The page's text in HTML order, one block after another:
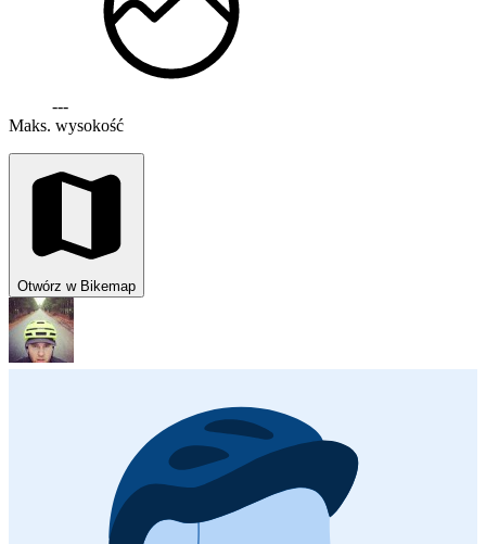
---
Maks. wysokość
Otwórz w Bikemap